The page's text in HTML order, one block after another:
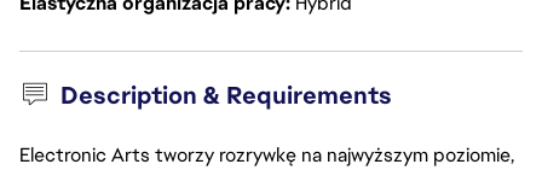
Description & Requirements
Electronic Arts tworzy rozrywkę na najwyższym poziomie,